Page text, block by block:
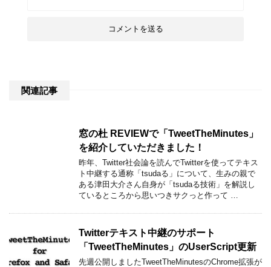
関連記事
窓の杜 REVIEWで「TweetTheMinutes」
を紹介していただきました！
昨年、Twitter社会論を読んでTwitterを使ってテキス
ト中継する通称「tsudaる」について、生みの親で
ある津田大介さん自身が「tsudaる技術」を解説し
ているところから思いつきサクっと作って …
Twitterテキスト中継のサポート
「TweetTheMinutes」のUserScript更新
先週公開しましたTweetTheMinutesのChrome拡張が